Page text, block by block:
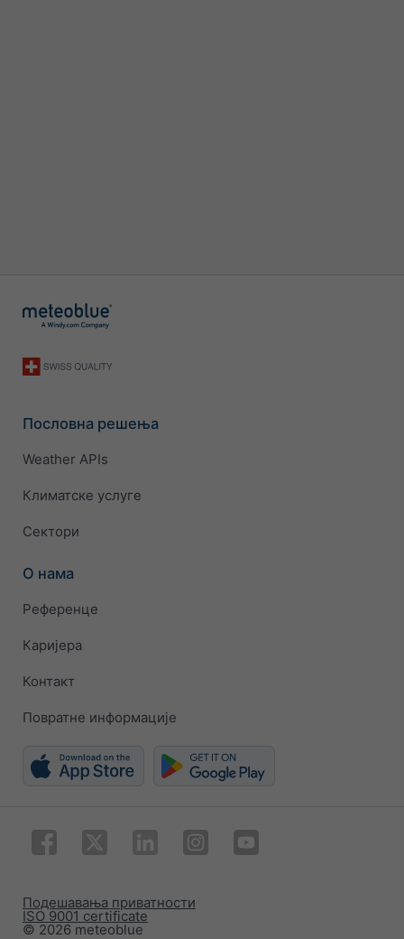
Пословна решења
Weather APIs
Климатске услуге
Сектори
О нама
Референце
Каријера
Контакт
Повратне информације
© 2026 meteoblue
ISO 9001 certificate
Подешавања приватности